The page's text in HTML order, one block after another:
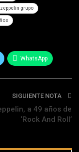
zeppelin grupo
WhatsApp
SIGUIENTE NOTA
a 49 años de
‘Rock And Roll’